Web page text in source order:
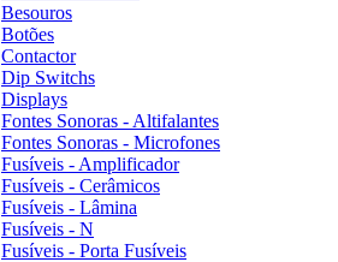
Besouros
Botões
Contactor
Dip Switchs
Displays
Fontes Sonoras - Altifalantes
Fontes Sonoras - Microfones
Fusíveis - Amplificador
Fusíveis - Cerâmicos
Fusíveis - Lâmina
Fusíveis - N
Fusíveis - Porta Fusíveis